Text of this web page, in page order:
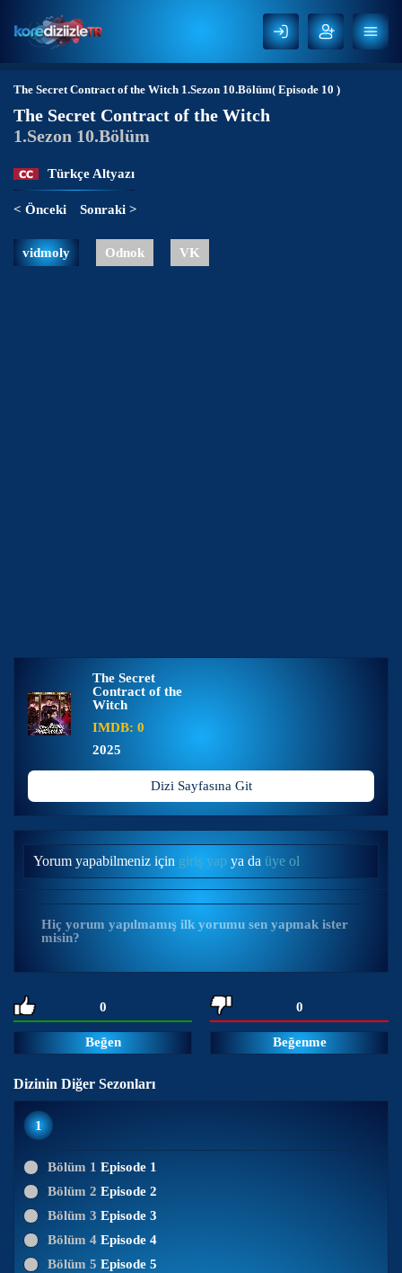
The Secret Contract of the Witch 1.Sezon 10.Bölüm( Episode 10 )
The Secret Contract of the Witch
1.Sezon 10.Bölüm
Türkçe Altyazı
< Önceki Sonraki >
vidmoly Odnok VK
The Secret
Contract of the
Witch
IMDB: 0
2025
Dizi Sayfasına Git
Yorum yapabilmeniz için giriş yap ya da üye ol
Hiç yorum yapılmamış ilk yorumu sen yapmak ister
misin?
0
Beğen
0
Beğenme
Dizinin Diğer Sezonları
1
Bölüm 1 Episode 1
Bölüm 2 Episode 2
Bölüm 3 Episode 3
Bölüm 4 Episode 4
Bölüm 5 Episode 5